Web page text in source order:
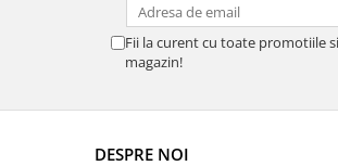
Fii la curent cu toate promotiile
magazin!
DESPRE NOI